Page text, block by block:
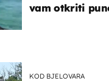
KOD BJELOVARA
vam otkriti